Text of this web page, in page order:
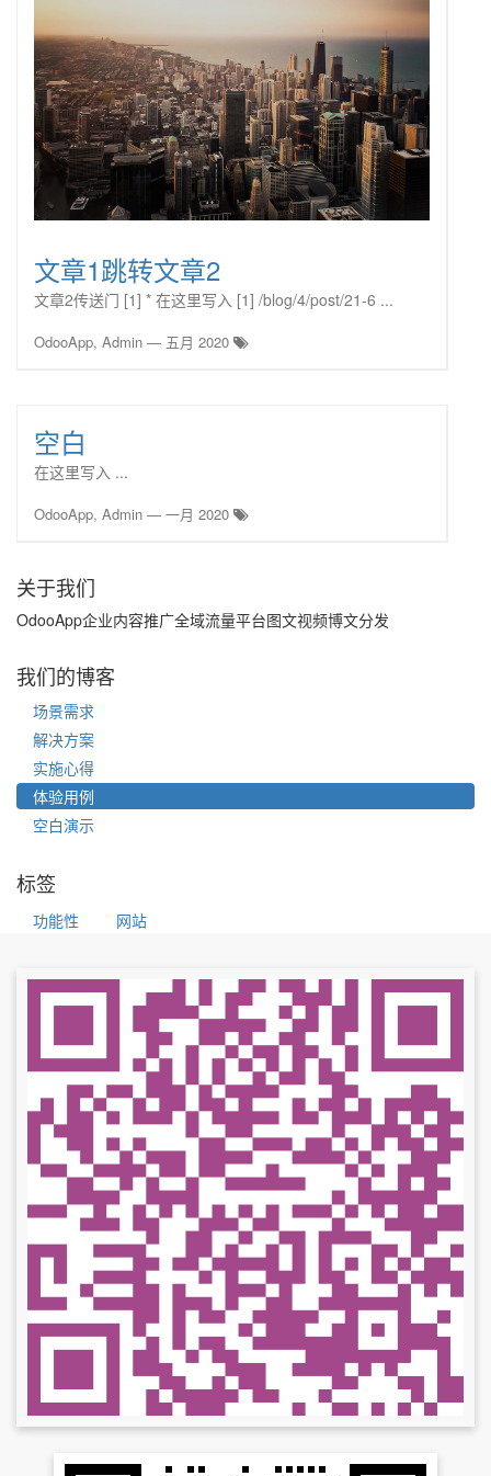
文章1跳转文章2
文章2传送门 [1] * 在这里写入 [1] /blog/4/post/21-6 ...
OdooApp, Admin — 五月 2020
空白
在这里写入 ...
OdooApp, Admin — 一月 2020
关于我们
OdooApp企业内容推广全域流量平台图文视频博文分发
我们的博客
场景需求
解决方案
实施心得
体验用例
空白演示
标签
功能性 网站